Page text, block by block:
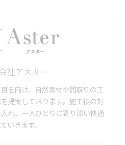
社アスター
を向け、自然素材や間取りの工
提案しております。施工後の対
れ、一人ひとりに寄り添い快適
いきます。